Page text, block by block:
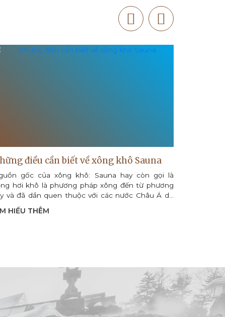
điều cần biết về xông khô Sauna
gốc của xông khô: Sauna hay còn gọi là
hơi khô là phương pháp xông đến từ phương
và đã dần quen thuộc với các nước Châu Á do
ưu điểm đối với sức khỏe...
HIỂU THÊM